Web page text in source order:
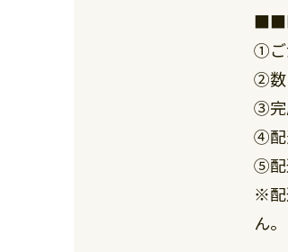
①ご
②数
③完
④配
⑤配
※配
ん。